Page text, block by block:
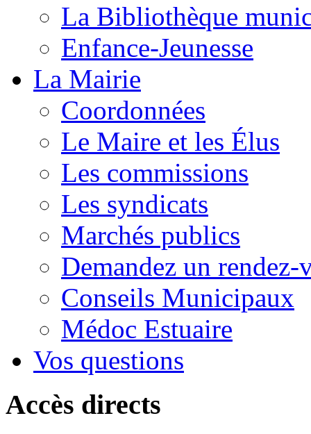
La Bibliothèque
Enfance-Jeunesse
La Mairie
Coordonnées
Le Maire et les Élus
Les commissions
Les syndicats
Marchés publics
Demandez un rendez-
Conseils Municipaux
Médoc Estuaire
Vos questions
Accès directs